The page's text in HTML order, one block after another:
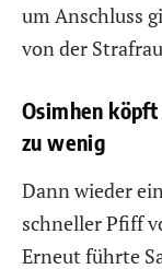
um Anschluss
von der
Osimhen
zu wenig
Dann wieder
schneller Pfiff
Erneut führte